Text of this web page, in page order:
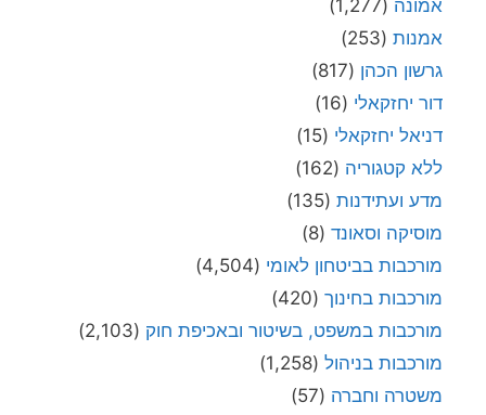
אמונה (1,277)
אמנות (253)
גרשון הכהן (817)
דור יחזקאלי (16)
דניאל יחזקאלי (15)
ללא קטגוריה (162)
מדע ועתידנות (135)
מוסיקה וסאונד (8)
מורכבות בביטחון לאומי (4,504)
מורכבות בחינוך (420)
מורכבות במשפט, בשיטור ובאכיפת חוק (2,103)
מורכבות בניהול (1,258)
משטרה וחברה (57)